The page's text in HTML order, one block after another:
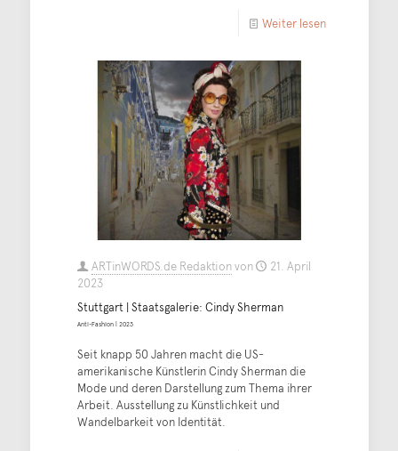
Weiter lesen
ARTinWORDS.de Redaktionvon
21. April
2023
Stuttgart | Staatsgalerie: Cindy Sherman
Anti-Fashion | 2023
Seit knapp 50 Jahren macht die US-
amerikanische Künstlerin Cindy Sherman die
Mode und deren Darstellung zum Thema ihrer
Arbeit. Ausstellung zu Künstlichkeit und
Wandelbarkeit von Identität.